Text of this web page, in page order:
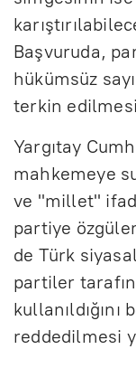
Başvuruda,
hükümsüz
terkin
Yargıtay
mahkemeye
ve "millet"
partiye
de Türk
partiler
reddedilmesi